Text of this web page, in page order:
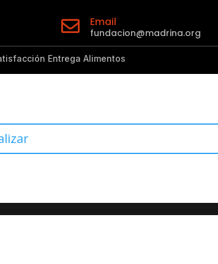
 Email
fundacion@madrina.org
Entrega Alimentos